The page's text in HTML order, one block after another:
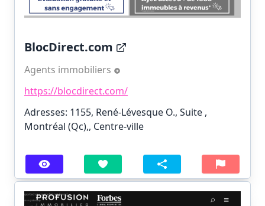
BlocDirect.com
Agents immobiliers
https://blocdirect.com/
Adresses: 1155, René-Lévesque O., Suite ,
Montréal (Qc),, Centre-ville